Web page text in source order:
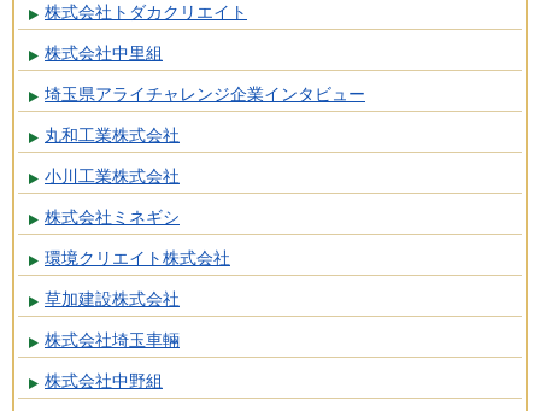
株式会社トダカクリエイト
株式会社中里組
埼玉県アライチャレンジ企業インタビュー
丸和工業株式会社
小川工業株式会社
株式会社ミネギシ
環境クリエイト株式会社
草加建設株式会社
株式会社埼玉車輛
株式会社中野組